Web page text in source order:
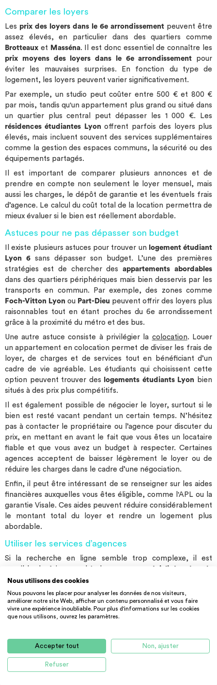
Comparer les loyers
Les prix des loyers dans le 6e arrondissement peuvent être
assez élevés, en particulier dans des quartiers comme
Brotteaux et Masséna. Il est donc essentiel de connaître les
prix moyens des loyers dans le 6e arrondissement pour
éviter les mauvaises surprises. En fonction du type de
logement, les loyers peuvent varier significativement.
Par exemple, un studio peut coûter entre 500 € et 800 €
par mois, tandis qu'un appartement plus grand ou situé dans
un quartier plus central peut dépasser les 1 000 €. Les
résidences étudiantes Lyon offrent parfois des loyers plus
élevés, mais incluent souvent des services supplémentaires
comme la gestion des espaces communs, la sécurité ou des
équipements partagés.
Il est important de comparer plusieurs annonces et de
prendre en compte non seulement le loyer mensuel, mais
aussi les charges, le dépôt de garantie et les éventuels frais
d’agence. Le calcul du coût total de la location permettra de
mieux évaluer si le bien est réellement abordable.
Astuces pour ne pas dépasser son budget
Il existe plusieurs astuces pour trouver un logement étudiant
Lyon 6 sans dépasser son budget. L’une des premières
stratégies est de chercher desappartements abordables
dans des quartiers périphériques mais bien desservis par les
transports en commun. Par exemple, des zones comme
Foch-Vitton Lyon ou Part-Dieu peuvent offrir des loyers plus
raisonnables tout en étant proches du 6e arrondissement
grâce à la proximité du métro et des bus.
Une autre astuce consiste à privilégier la colocation. Louer
un appartement en colocation permet de diviser les frais de
loyer, de charges et de services tout en bénéficiant d’un
cadre de vie agréable. Les étudiants qui choisissent cette
option peuvent trouver des
logements étudiants Lyon bien
situés à des prix plus compétitifs.
Il est également possible de négocier le loyer, surtout si le
bien est resté vacant pendant un certain temps. N’hésitez
pas à contacter le propriétaire ou l’agence pour discuter du
prix, en mettant en avant le fait que vous êtes un locataire
fiable et que vous avez un budget à respecter. Certaines
agences acceptent de baisser légèrement le loyer ou de
réduire les charges dans le cadre d’une négociation.
Enfin, il peut être intéressant de se renseigner sur les aides
financières auxquelles vous êtes éligible, comme l'APL ou la
garantie Visale. Ces aides peuvent réduire considérablement
le montant total du loyer et rendre un logement plus
abordable.
Utiliser les services d’agences
Si la recherche en ligne semble trop complexe, il est
logement étudiant. Ces agences disposent de
formulairepour vous inscrire à leurs services, et certaines
proposent des rendez-vous personnalisés (rdv ligne
formulaire) pour mieux comprendre vos besoins et vous
Les agences ont souvent des partenariats avec des
résidences étudiantes ou des propriétaires delogements
étudiants Lyon, ce qui peut vous permettre d'accéder à des
offres qui ne sont pas forcément publiées sur les
Nous utilisons des cookies
Nous pouvons les placer pour analyser les données de nos visiteurs,
améliorer notre site Web, afficher un contenu personnalisé et vous faire
vivre une expérience inoubliable. Pour plus d'informations sur les cookies
que nous utilisons, ouvrez les paramètres.
Accepter tout Non, ajuster
Refuser